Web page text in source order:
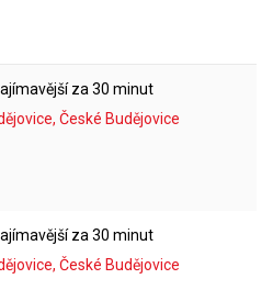
za 30 minut
České Budějovice
za 30 minut
České Budějovice